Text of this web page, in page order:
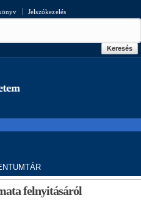
Jelszókezelés
felnyitásáról